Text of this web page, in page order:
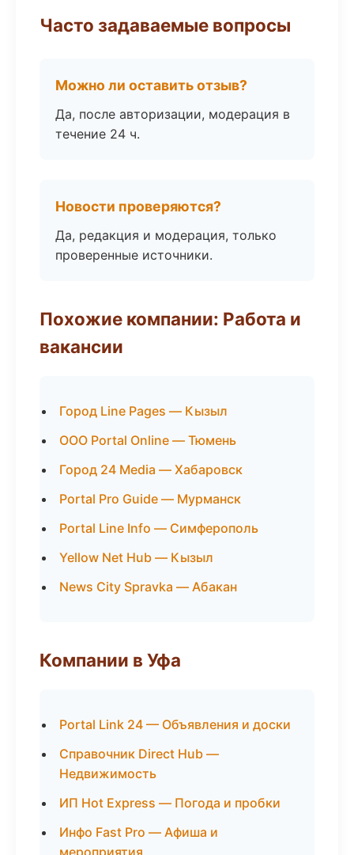
Часто задаваемые вопросы
Можно ли оставить отзыв?
Да, после авторизации, модерация в
течение 24 ч.
Новости проверяются?
Да, редакция и модерация, только
проверенные источники.
Похожие компании: Работа и
вакансии
Город Line Pages — Кызыл
ООО Portal Online — Тюмень
Город 24 Media — Хабаровск
Portal Pro Guide — Мурманск
Portal Line Info — Симферополь
Yellow Net Hub — Кызыл
News City Spravka — Абакан
Компании в Уфа
Portal Link 24 — Объявления и доски
Справочник Direct Hub —
Недвижимость
ИП Hot Express — Погода и пробки
Инфо Fast Pro — Афиша и
мероприятия